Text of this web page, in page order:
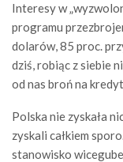
Interesy w
programu
dolarów, 85 proc.
dziś, robiąc z siebie
od nas broń na
Polska nie zyskała
zyskali całkiem
stanowisko